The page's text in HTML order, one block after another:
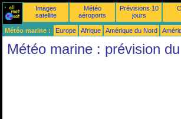
Images
satellite
Météo
aéroports
Prévisions 10
jours
Météo marine : Europe Afrique Amérique du Nord
Météo marine : prévision